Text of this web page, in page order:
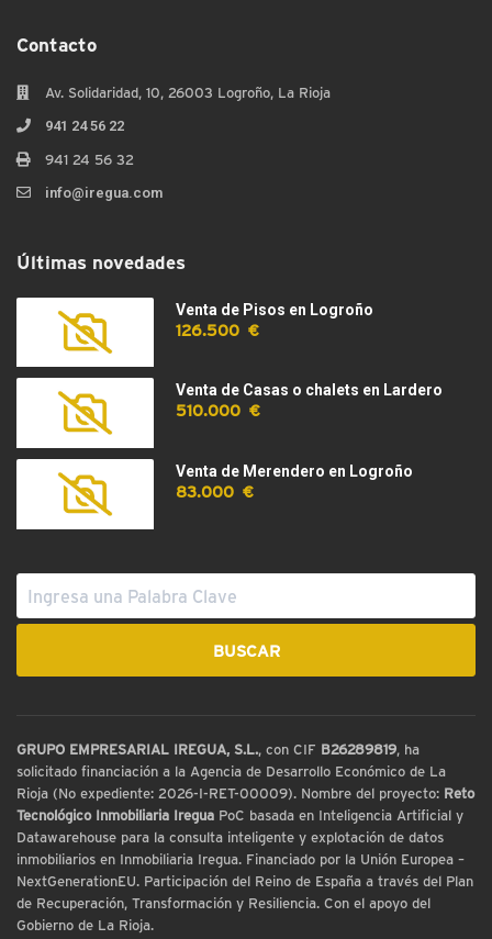
Contacto
Av. Solidaridad, 10, 26003 Logroño, La Rioja
941 24 56 22
941 24 56 32
info@iregua.com
Últimas novedades
Venta de Pisos en Logroño
126.500 €
Venta de Casas o chalets en Lardero
510.000 €
Venta de Merendero en Logroño
83.000 €
GRUPO EMPRESARIAL IREGUA, S.L., con CIF B26289819, ha
solicitado financiación a la Agencia de Desarrollo Económico de La
Rioja (No expediente: 2026-I-RET-00009). Nombre del proyecto: Reto
Tecnológico Inmobiliaria Iregua PoC basada en Inteligencia Artificial y
Datawarehouse para la consulta inteligente y explotación de datos
inmobiliarios en Inmobiliaria Iregua. Financiado por la Unión Europea –
NextGenerationEU. Participación del Reino de España a través del Plan
de Recuperación, Transformación y Resiliencia. Con el apoyo del
Gobierno de La Rioja.